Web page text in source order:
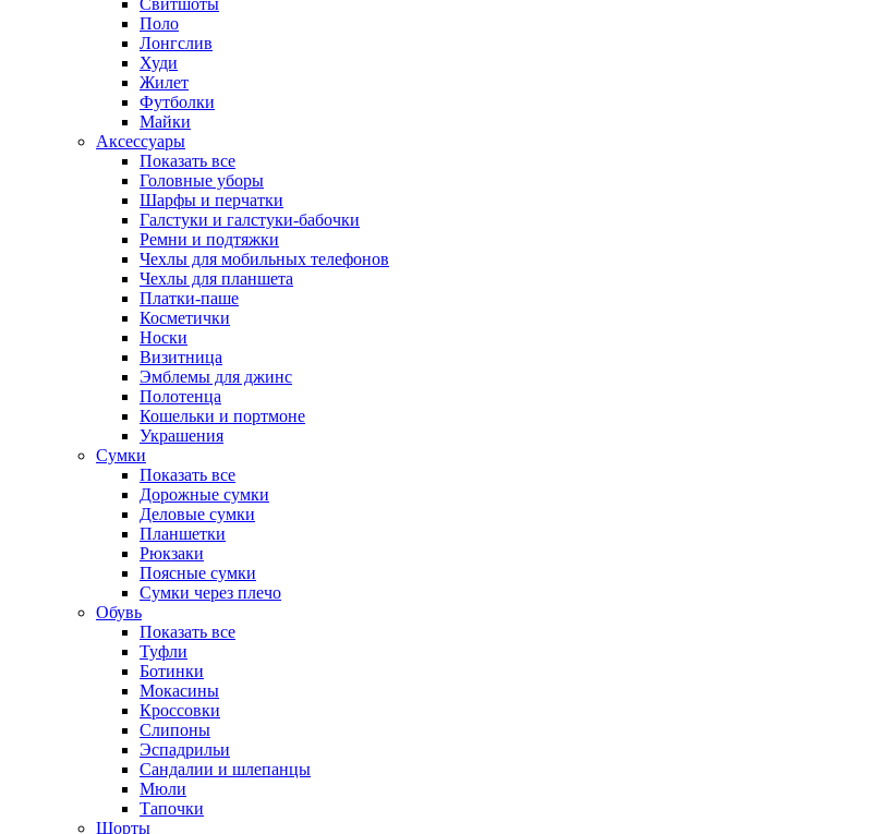
Свитшоты
Поло
Лонгслив
Худи
Жилет
Футболки
Майки
Аксессуары
Показать все
Головные уборы
Шарфы и перчатки
Галстуки и галстуки-бабочки
Ремни и подтяжки
Чехлы для мобильных телефонов
Чехлы для планшета
Платки-паше
Косметички
Носки
Визитница
Эмблемы для джинс
Полотенца
Кошельки и портмоне
Украшения
Сумки
Показать все
Дорожные сумки
Деловые сумки
Планшетки
Рюкзаки
Поясные сумки
Сумки через плечо
Обувь
Показать все
Туфли
Ботинки
Мокасины
Кроссовки
Слипоны
Эспадрильи
Сандалии и шлепанцы
Мюли
Тапочки
Шорты